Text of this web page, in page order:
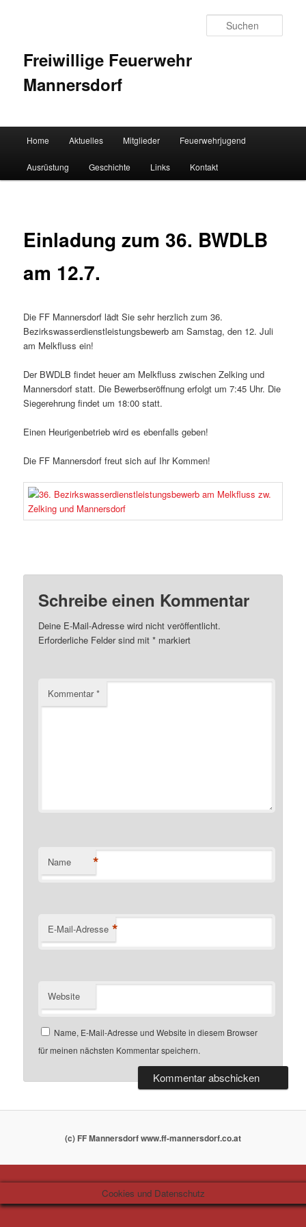
Freiwillige Feuerwehr
Mannersdorf
Zum Inhalt wechseln
Zum sekundären Inhalt wechseln
Home Aktuelles Mitglieder Feuerwehrjugend
Ausrüstung Geschichte Links Kontakt
Einladung zum 36. BWDLB
am 12.7.
Die FF Mannersdorf lädt Sie sehr herzlich zum 36.
Bezirkswasserdienstleistungsbewerb am Samstag, den 12. Juli
am Melkfluss ein!
Der BWDLB findet heuer am Melkfluss zwischen Zelking und
Mannersdorf statt. Die Bewerbseröffnung erfolgt um 7:45 Uhr. Die
Siegerehrung findet um 18:00 statt.
Einen Heurigenbetrieb wird es ebenfalls geben!
Die FF Mannersdorf freut sich auf Ihr Kommen!
Schreibe einen Kommentar
Deine E-Mail-Adresse wird nicht veröffentlicht.
Erforderliche Felder sind mit* markiert
Kommentar*
Name *
E-Mail-Adresse *
Website
Name, E-Mail-Adresse und Website in diesem Browser
für meinen nächsten Kommentar speichern.
(c) FF Mannersdorf www.ff-mannersdorf.co.at
Cookies und Datenschutz